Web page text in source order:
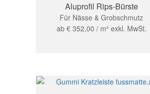
Aluprofil Rips-Bürste
Für Nässe & Grobschmutz
ab €352,00 / m² exkl. MwSt.